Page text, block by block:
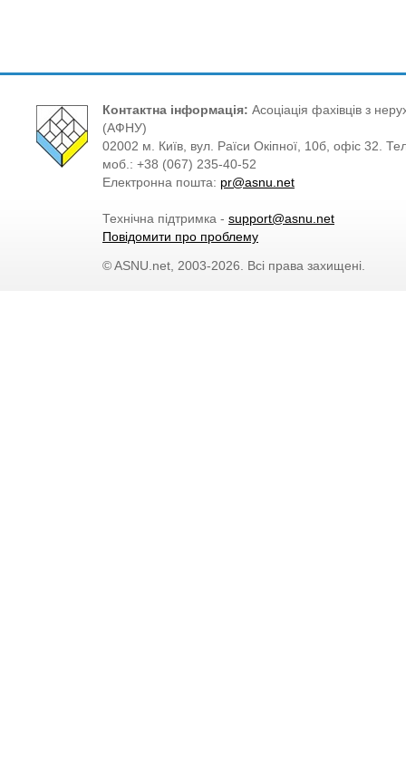
Контактна інформація: Асоціація фахівців з
(АФНУ)
02002 м. Київ, вул. Раїси Окіпної, 10б, офіс 32.
моб.: +38 (067) 235-40-52
Електронна пошта: pr@asnu.net
Технічна підтримка - support@asnu.net
Повідомити про проблему
© ASNU.net, 2003-2026. Всі права захищені.